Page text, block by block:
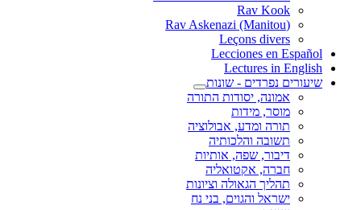
Rav Kook
(Rav Askenazi (Manitou
Leçons divers
Lecciones en Español
Lectures in English
שיעורים נפרדים - שונות
אמונה, יסודות התורה
מוסר, מידות
תורה ומדע, אבולוציה
תשובה והלכותיה
דיבור, שפה, אותיות
חברה, אקטואליה
תהליך הגאולה וציונות
ישראל והגוים, בני נח